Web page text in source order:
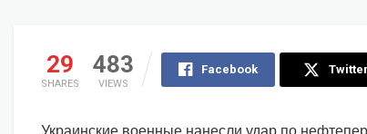
29
SHARES
483
VIEWS
Facebook Twitter